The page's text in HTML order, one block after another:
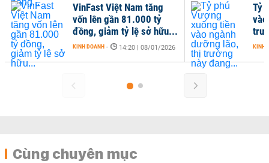
VinFast Việt Nam tăng
vốn lên gần 81.000 tỷ
đồng, giảm tỷ lệ sở hữu...
KINH DOANH - 14:20 | 08/01/2026
Tỷ
KINH
Cùng chuyên mục